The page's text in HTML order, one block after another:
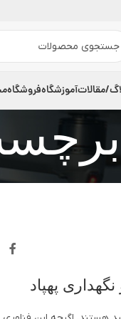
مقالاتآموزشگاهفروشگاه
پهپاد